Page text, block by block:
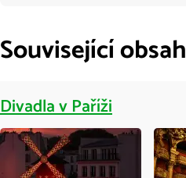
Související obsah
Divadla v Paříži